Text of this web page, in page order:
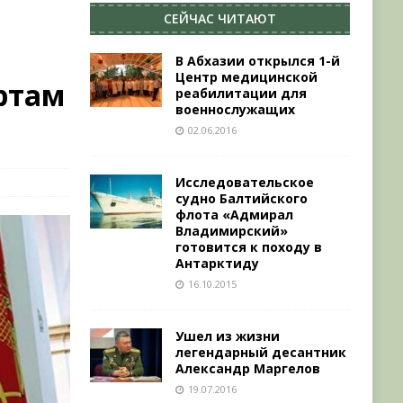
СЕЙЧАС ЧИТАЮТ
В Абхазии открылся 1-й
Центр медицинской
реабилитации для
военнослужащих
02.06.2016
Исследовательское
судно Балтийского
флота «Адмирал
Владимирский»
готовится к походу в
Антарктиду
16.10.2015
Ушел из жизни
легендарный десантник
Александр Маргелов
19.07.2016